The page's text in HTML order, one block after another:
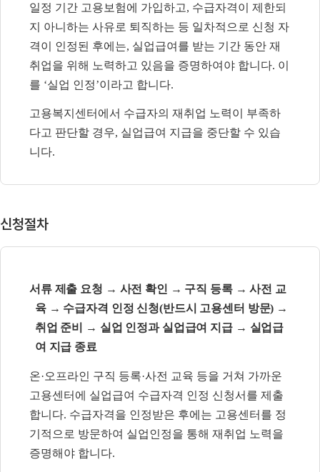
일정 기간 고용보험에 가입하고, 수급자격이 제한되
지 아니하는 사유로 퇴직하는 등 일차적으로 신청 자
격이 인정된 후에는, 실업급여를 받는 기간 동안 재
취업을 위해 노력하고 있음을 증명하여야 합니다. 이
를 ‘실업 인정’이라고 합니다.
고용복지센터에서 수급자의 재취업 노력이 부족하
다고 판단할 경우, 실업급여 지급을 중단할 수 있습
니다.
신청절차
서류 제출 요청 → 사전 확인 → 구직 등록 →사전 교
육 → 수급자격 인정 신청(반드시 고용센터 방문) →
취업 준비
→ 실업 인정과 실업급여 지급 → 실업급
여 지급 종료
온·오프라인 구직 등록·사전 교육 등을 거쳐 가까운
고용센터에 실업급여 수급자격 인정 신청서를 제출
합니다. 수급자격을 인정받은 후에는 고용센터를 정
기적으로 방문하여 실업인정을 통해 재취업 노력을
증명해야 합니다.